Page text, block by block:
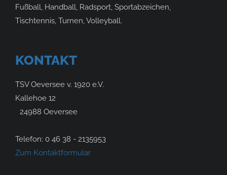
Fußball, Handball, Radsport, Sportabzeichen,
Tischtennis, Turnen, Volleyball.
KONTAKT
TSV Oeversee v. 1920 e.V.
Kallehoe 12
24988 Oeversee
Telefon: 0 46 38 - 2135953
Zum Kontaktformular